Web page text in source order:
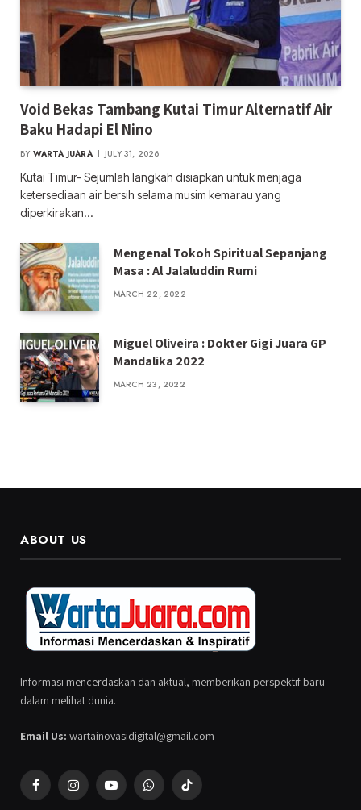
Void Bekas Tambang Kutai Timur Alternatif Air
Baku Hadapi El Nino
BY WARTA JUARA JULY 31, 2026
Kutai Timur- Sejumlah langkah disiapkan untuk menjaga
ketersediaan air bersih selama musim kemarau yang
diperkirakan…
Mengenal Tokoh Spiritual Sepanjang
Masa : Al Jalaluddin Rumi
MARCH 22, 2022
Miguel Oliveira : Dokter Gigi Juara GP
Mandalika 2022
MARCH 23, 2022
ABOUT US
Informasi mencerdaskan dan aktual, memberikan perspektif baru
dalam melihat dunia.
Email Us: wartainovasidigital@gmail.com
FacebookInstagramYouTubeWhatsAppTikTok